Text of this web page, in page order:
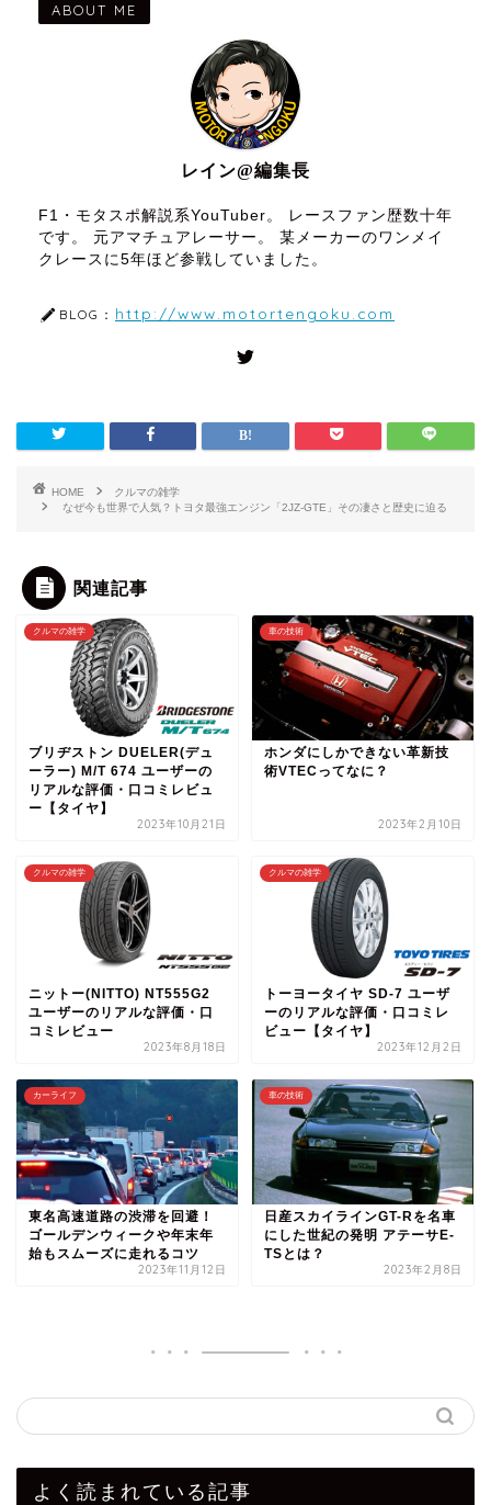
ABOUT ME
レイン@編集長
F1・モタスポ解説系YouTuber。 レースファン歴数十年
です。 元アマチュアレーサー。 某メーカーのワンメイ
クレースに5年ほど参戦していました。
BLOG： http://www.motortengoku.com
HOME
クルマの雑学
なぜ今も世界で人気？トヨタ最強エンジン「2JZ-GTE」その凄さと歴史に迫る
関連記事
クルマの雑学
ブリヂストン DUELER(デュ
ーラー) M/T 674 ユーザーの
リアルな評価・口コミレビュ
ー【タイヤ】
2023年10月21日
車の技術
ホンダにしかできない革新技
術VTECってなに？
2023年2月10日
クルマの雑学
ニットー(NITTO) NT555G2
ユーザーのリアルな評価・口
コミレビュー
2023年8月18日
クルマの雑学
トーヨータイヤ SD-7 ユーザ
ーのリアルな評価・口コミレ
ビュー【タイヤ】
2023年12月2日
カーライフ
東名高速道路の渋滞を回避！
ゴールデンウィークや年末年
始もスムーズに走れるコツ
2023年11月12日
車の技術
日産スカイラインGT-Rを名車
にした世紀の発明 アテーサE-
TSとは？
2023年2月8日
よく読まれている記事